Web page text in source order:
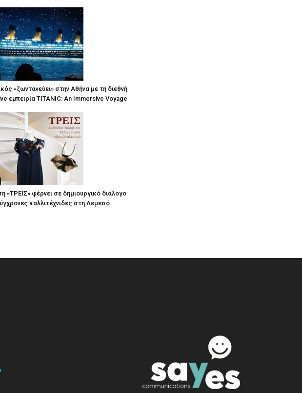
«ζωντανεύει» στην Αθήνα με τη διεθνή
εμπειρία TITANIC: An Immersive Voyage
«ΤΡΕΙΣ» φέρνει σε δημιουργικό διάλογο
καλλιτέχνιδες στη Λεμεσό